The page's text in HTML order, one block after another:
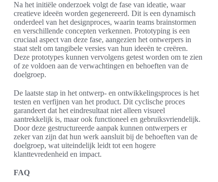
Na het initiële onderzoek volgt de fase van ideatie, waar
creatieve ideeën worden gegenereerd. Dit is een dynamisch
onderdeel van het designproces, waarin teams brainstormen
en verschillende concepten verkennen. Prototyping is een
cruciaal aspect van deze fase, aangezien het ontwerpers in
staat stelt om tangibele versies van hun ideeën te creëren.
Deze prototypes kunnen vervolgens getest worden om te zien
of ze voldoen aan de verwachtingen en behoeften van de
doelgroep.
De laatste stap in het ontwerp- en ontwikkelingsproces is het
testen en verfijnen van het product. Dit cyclische proces
garandeert dat het eindresultaat niet alleen visueel
aantrekkelijk is, maar ook functioneel en gebruiksvriendelijk.
Door deze gestructureerde aanpak kunnen ontwerpers er
zeker van zijn dat hun werk aansluit bij de behoeften van de
doelgroep, wat uiteindelijk leidt tot een hogere
klanttevredenheid en impact.
FAQ